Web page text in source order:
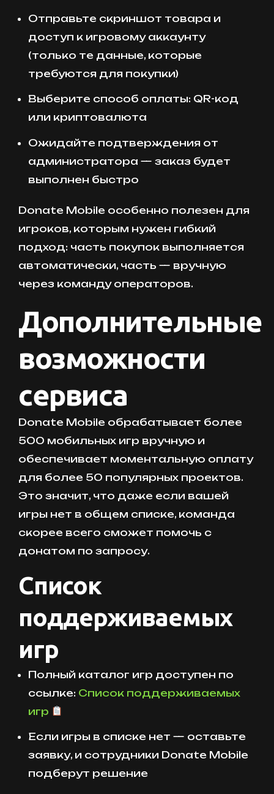
Отправьте скриншот товара и
доступ к игровому аккаунту
(только те данные, которые
требуются для покупки)
Выберите способ оплаты: QR-код
или криптовалюта
Ожидайте подтверждения от
администратора — заказ будет
выполнен быстро
Donate Mobile особенно полезен для
игроков, которым нужен гибкий
подход: часть покупок выполняется
автоматически, часть — вручную
через команду операторов.
Дополнительные
возможности
сервиса
Donate Mobile обрабатывает более
500 мобильных игр вручную и
обеспечивает моментальную оплату
для более 50 популярных проектов.
Это значит, что даже если вашей
игры нет в общем списке, команда
скорее всего сможет помочь с
донатом по запросу.
Список
поддерживаемых
игр
Полный каталог игр доступен по
ссылке: Список поддерживаемых
игр
Если игры в списке нет — оставьте
заявку, и сотрудники Donate Mobile
подберут решение